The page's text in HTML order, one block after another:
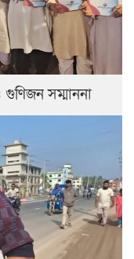
সম্মাননা